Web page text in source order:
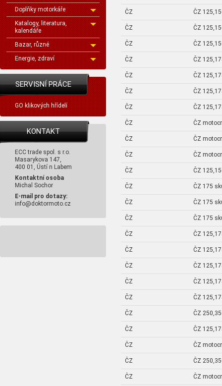
Doplňky motorkáře
Katalogy, literatura,
kalendáře
Bazar, různé
Energie, zdraví
SERVISNÍ PRÁCE
GO klikových hřídelí
KONTAKT
ECC trade spol. s r.o.
Masarykova 147,
400 01, Ústí n Labem
Kontaktní osoba
Michal Sochor
E-mail pro dotazy:
info@doktormoto.cz
ČZ ČZ
ČZ ČZ
ČZ ČZ
ČZ ČZ
ČZ ČZ
ČZ ČZ
ČZ ČZ
ČZ ČZ
ČZ ČZ
ČZ ČZ
ČZ ČZ
ČZ ČZ 175
ČZ ČZ 175
ČZ ČZ 175
ČZ ČZ
ČZ ČZ
ČZ ČZ
ČZ ČZ
ČZ ČZ
ČZ ČZ
ČZ ČZ
ČZ ČZ
ČZ ČZ
ČZ ČZ